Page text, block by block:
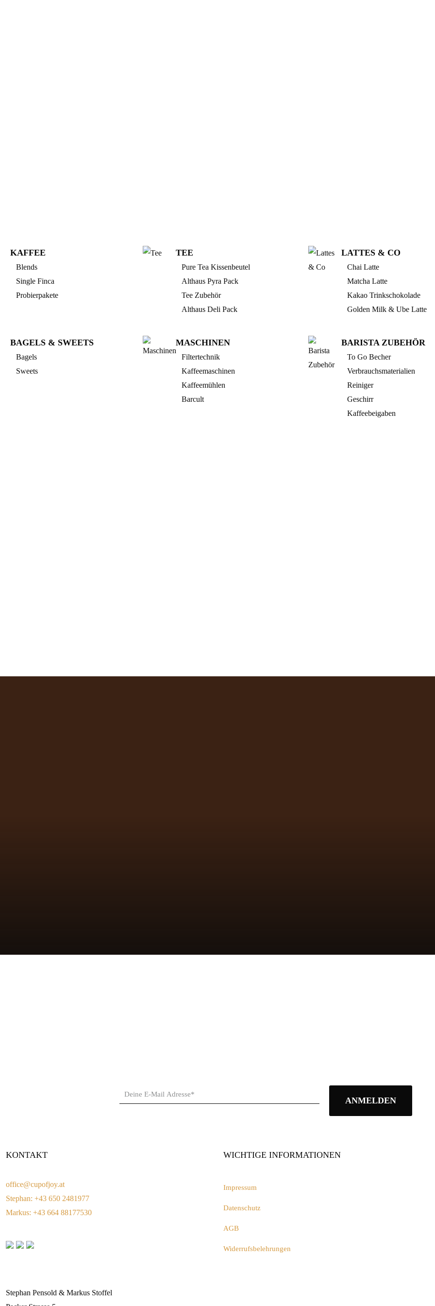
KAFFEE
Blends
Single Finca
Probierpakete
TEE
Pure Tea Kissenbeutel
Althaus Pyra Pack
Tee Zubehör
Althaus Deli Pack
LATTES & CO
Chai Latte
Matcha Latte
Kakao Trinkschokolade
Golden Milk & Ube Latte
BAGELS & SWEETS
Bagels
Sweets
MASCHINEN
Filtertechnik
Kaffeemaschinen
Kaffeemühlen
Barcult
BARISTA ZUBEHÖR
To Go Becher
Verbrauchsmaterialien
Reiniger
Geschirr
Kaffeebeigaben
KONTAKT
office@cupofjoy.at
Stephan: +43 650 2481977
Markus: +43 664 88177530
Stephan Pensold & Markus Stoffel
WICHTIGE INFORMATIONEN
Impressum
Datenschutz
AGB
Widerrufsbelehrungen